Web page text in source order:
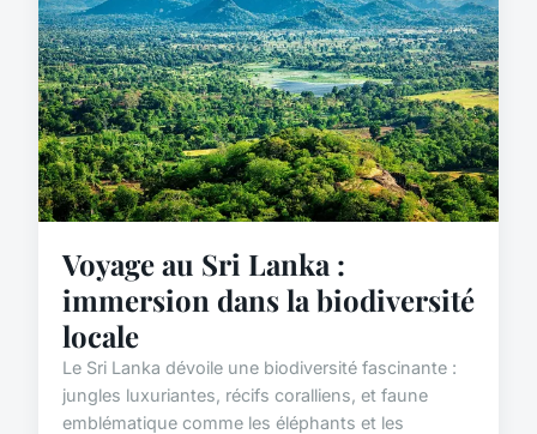
Voyage au Sri Lanka :
immersion dans la biodiversité
locale
Le Sri Lanka dévoile une biodiversité fascinante :
jungles luxuriantes, récifs coralliens, et faune
emblématique comme les éléphants et les